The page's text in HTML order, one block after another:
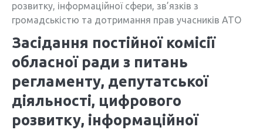
розвитку, інформаційної сфери, зв’язків з
громадськістю та дотримання прав учасників АТО
Засідання постійної комісії
обласної ради з питань
регламенту, депутатської
діяльності, цифрового
розвитку, інформаційної